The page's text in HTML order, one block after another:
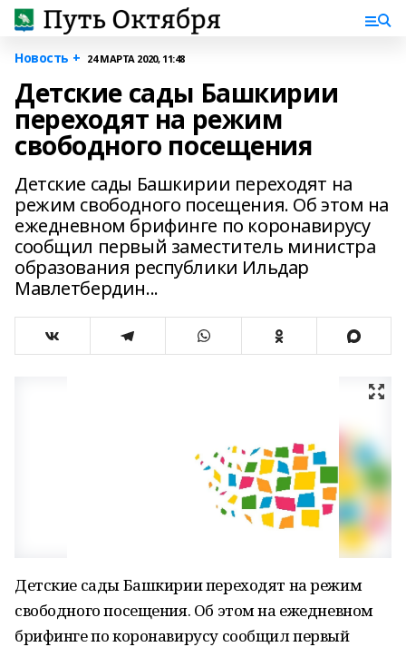
Новость + 24 МАРТА 2020, 11:48
Детские сады Башкирии
переходят на режим
свободного посещения
Детские сады Башкирии переходят на
режим свободного посещения. Об этом на
ежедневном брифинге по коронавирусу
сообщил первый заместитель министра
образования республики Ильдар
Мавлетбердин...
Детские сады Башкирии переходят на режим
свободного посещения. Об этом на ежедневном
брифинге по коронавирусу сообщил первый